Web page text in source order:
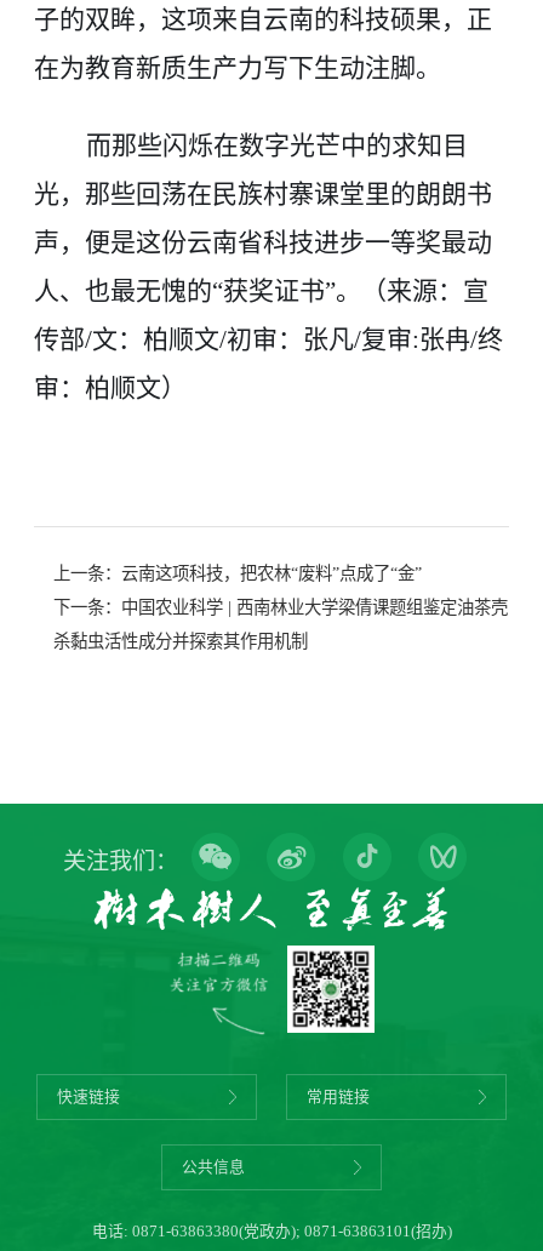
子的双眸，这项来自云南的科技硕果，正
在为教育新质生产力写下生动注脚。
而那些闪烁在数字光芒中的求知目
光，那些回荡在民族村寨课堂里的朗朗书
声，便是这份云南省科技进步一等奖最动
人、也最无愧的“获奖证书”。（来源：宣
传部/文：柏顺文/初审：张凡/复审:张冉/终
审：柏顺文）
上一条： 云南这项科技，把农林“废料”点成了“金”
下一条： 中国农业科学 | 西南林业大学梁倩课题组鉴定油茶壳
杀黏虫活性成分并探索其作用机制
关注我们：
快速链接 常用链接
公共信息
电话: 0871-63863380(党政办); 0871-63863101(招办)